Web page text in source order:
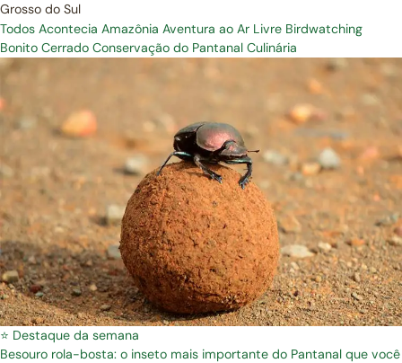
Grosso do Sul
Todos Acontecia Amazônia Aventura ao Ar Livre Birdwatching
Bonito Cerrado Conservação do Pantanal Culinária
⭐ Destaque da semana
Besouro rola-bosta: o inseto mais importante do Pantanal que você